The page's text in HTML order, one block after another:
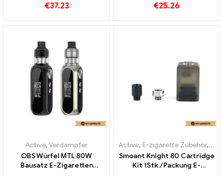
€37.23 €25.26
Active,Verdampfer
OBS Würfel MTL 80W
Bausatz E-Zigaretten
Active, E-zigarette Zubehör,
Smoant Knight 80 Cartridge
Kit 1Stk./Packung E-